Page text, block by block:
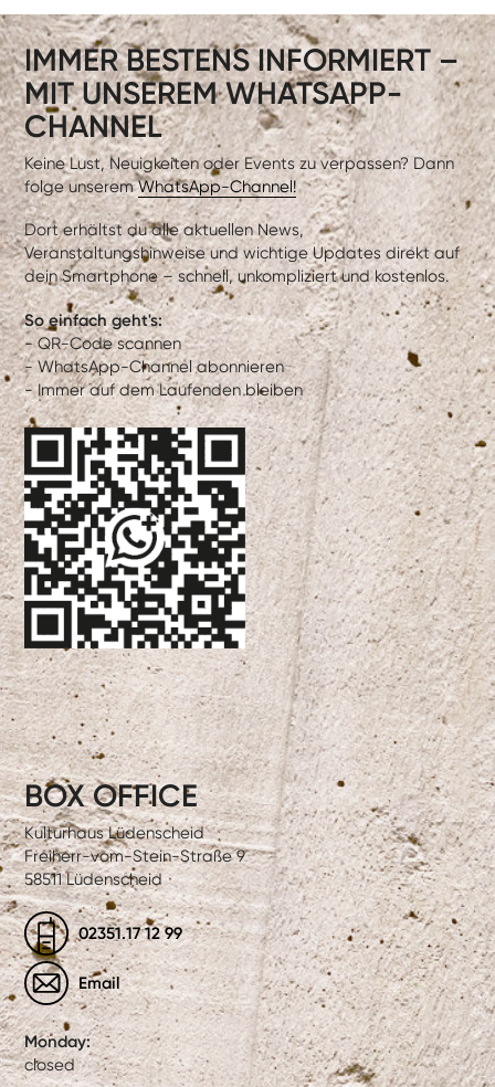
IMMER BESTENS INFORMIERT –
MIT UNSEREM WHATSAPP-
CHANNEL
Keine Lust, Neuigkeiten oder Events zu verpassen? Dann
folge unseremWhatsApp-Channel!
Dort erhältst du alle aktuellen News,
Veranstaltungshinweise und wichtige Updates direkt auf
dein Smartphone – schnell, unkompliziert und kostenlos.
So einfach geht's:
- QR-Code scannen
- WhatsApp-Channel abonnieren
- Immer auf dem Laufenden bleiben
BOX OFFICE
Kulturhaus Lüdenscheid
Freiherr-vom-Stein-Straße 9
58511 Lüdenscheid
02351.17 12 99
Email
Monday:
closed